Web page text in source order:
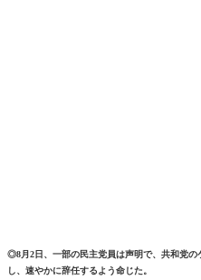
◎8月2日、一部の民主党員は声明で、共和党
し、速やかに辞任するよう命じた。